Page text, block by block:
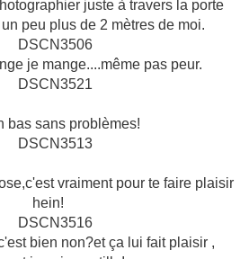
juste à travers la porte
peu plus de 2 mètres de moi.
je mange....même pas peur.
bas sans problèmes!
vraiment pour te faire plaisir
hein!
bien non?et ça lui fait plaisir ,